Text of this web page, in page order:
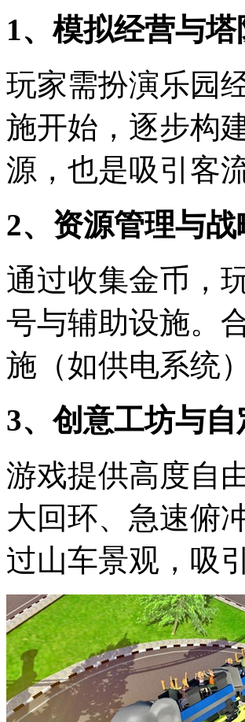
1、模拟经营与
玩家需扮演乐园
施开始，逐步构
源，也是吸引客
2、资源管理与
通过收集金币，
号与辅助设施。
施（如供电系统
3、创意工坊与自
游戏提供高度自
大回环、急速俯
过山车景观，吸